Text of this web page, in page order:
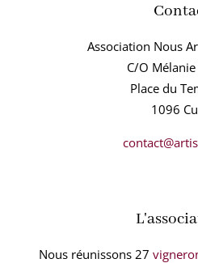
Association Nous
C/O
Place du
1096
Nous réunissons 27